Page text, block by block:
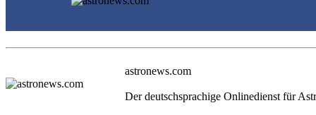
astronews.com
Der deutschsprachige Onlinedienst für